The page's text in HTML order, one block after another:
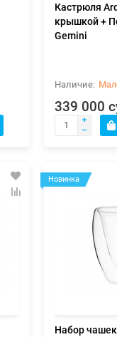
Кастрюля
крышкой +
Gemini
339 000
Новинка
Набор